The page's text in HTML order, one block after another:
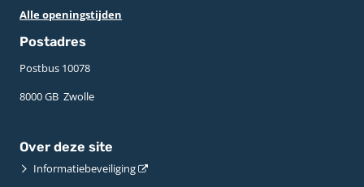
Alle openingstijden
Postadres
Postbus 10078 ­
8000 GB ­ Zwolle
Over deze site
Informatiebeveiliging